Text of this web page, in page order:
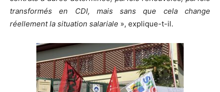
transformés en CDI, mais sans que cela change
réellement la situation salariale », explique-t-il.